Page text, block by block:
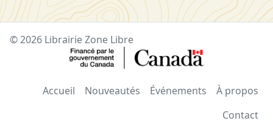
© 2026 Librairie Zone Libre
Accueil Nouveautés Événements
À propos
Contact